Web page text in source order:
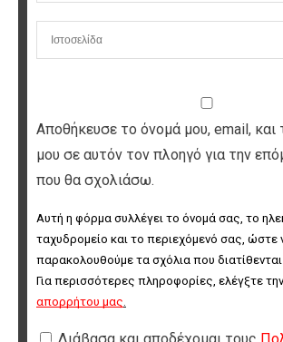
Αποθήκευσε το όνομά μου, email, και
μου σε αυτόν τον πλοηγό για την
που θα σχολιάσω.
Αυτή η φόρμα συλλέγει το όνομά σας, το
ταχυδρομείο και το περιεχόμενό σας, ώστε
παρακολουθούμε τα σχόλια που
Για περισσότερες πληροφορίες, ελέγξτε την
απορρήτου μας
Διάβασα και αποδέχομαι τους